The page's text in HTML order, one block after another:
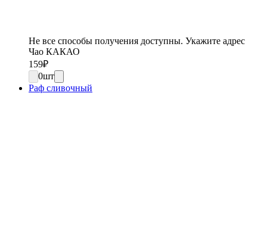
Не все способы получения доступны. Укажите адрес
Чао КАКАО
159₽
0шт
Раф сливочный